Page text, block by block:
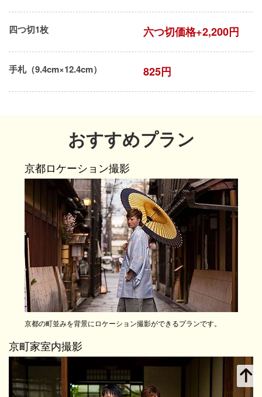
四つ切1枚 六つ切価格+2,200円
手札（9.4cm×12.4cm） 825円
おすすめプラン
京都ロケーション撮影
京都の町並みを背景にロケーション撮影ができるプランです。
京町家室内撮影